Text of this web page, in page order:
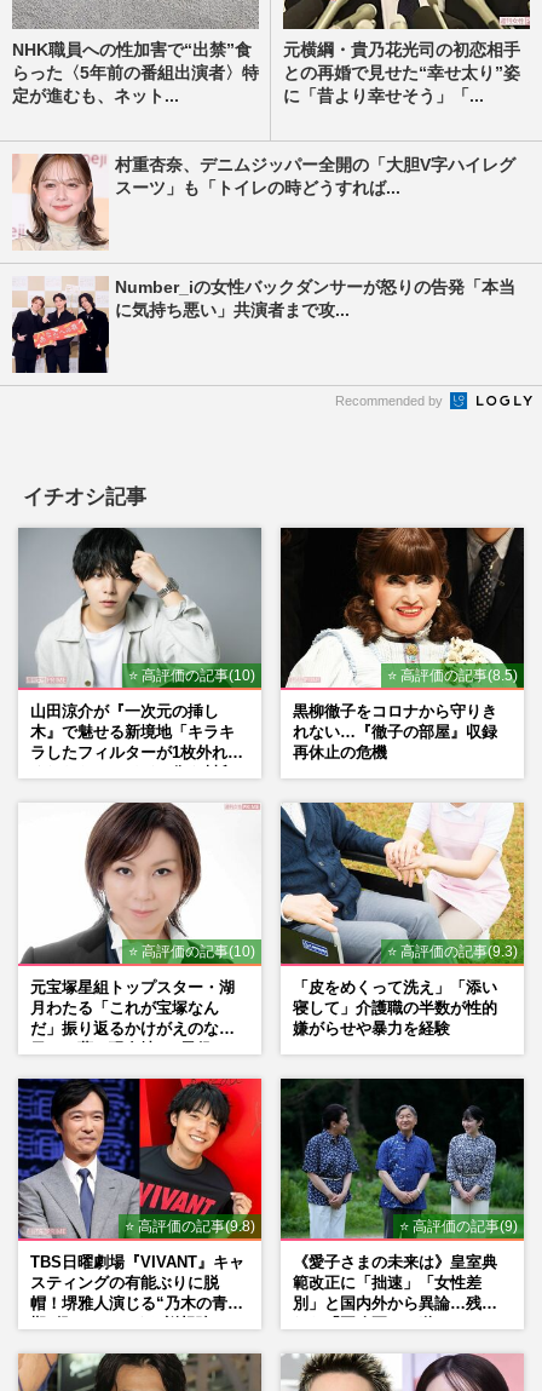
NHK職員への性加害で“出禁”食
らった〈5年前の番組出演者〉特
定が進むも、ネット...
元横綱・貴乃花光司の初恋相手
との再婚で見せた“幸せ太り”姿
に「昔より幸せそう」「...
村重杏奈、デニムジッパー全開の「大胆V字ハイレグ
スーツ」も「トイレの時どうすれば...
Number_iの女性バックダンサーが怒りの告発「本当
に気持ち悪い」共演者まで攻...
Recommended by
イチオシ記事
⭐ 高評価の記事(10)
山田涼介が『一次元の挿し
木』で魅せる新境地「キラキ
ラしたフィルターが1枚外れて
⭐ 高評価の記事(8.5)
黒柳徹子をコロナから守りき
れない…『徹子の部屋』収録
再休止の危機
⭐ 高評価の記事(10)
元宝塚星組トップスター・湖
月わたる「これが宝塚なん
だ」振り返るかけがえのない
⭐ 高評価の記事(9.3)
「皮をめくって洗え」「添い
寝して」介護職の半数が性的
嫌がらせや暴力を経験
⭐ 高評価の記事(9.8)
TBS日曜劇場『VIVANT』キャ
スティングの有能ぶりに脱
帽！堺雅人演じる“乃木の青年
マン長男・櫻井海音だった
⭐ 高評価の記事(9)
《愛子さまの未来は》皇室典
範改正に「拙速」「女性差
別」と国内外から異論…残さ